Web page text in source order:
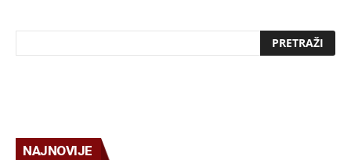
NAJNOVIJE